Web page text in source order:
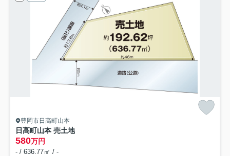
豊岡市日高町山本
日高町山本 売土地
580万円
- / 636.77㎡ / -